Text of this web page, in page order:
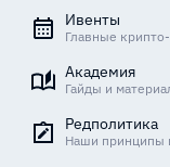
Ивенты
Главные
Академия
Гайды и
Редполитика
Наши принципы